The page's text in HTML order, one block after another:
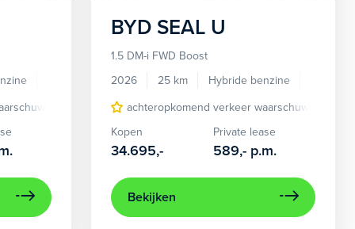
Emergency Braking
cruise control adaptief met Stop&Go
Apple Carplay/Android Auto
Autonomous
BYD SEAL U
1.5 DM-i FWD Boost
2026
25 km Hybride benzine
achteropkomend verkeer waarschuwing
Kopen
34.695,-
Private lease
589,- p.m.
Bekijken